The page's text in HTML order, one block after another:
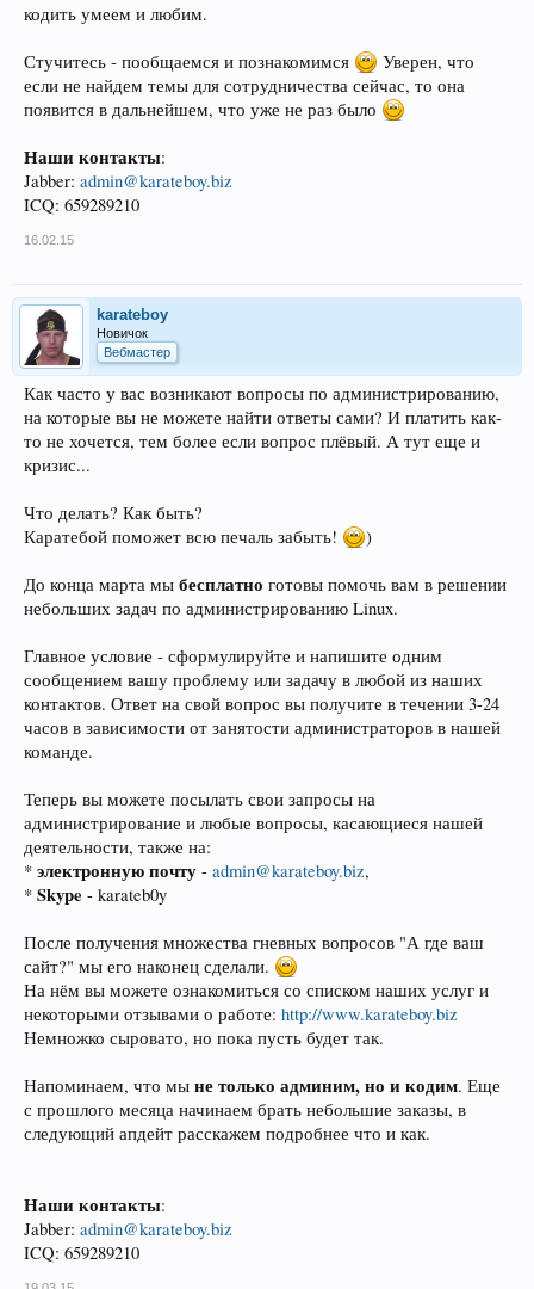
кодить умеем и любим.
Стучитесь - пообщаемся и познакомимся
Уверен, что
если не найдем темы для сотрудничества сейчас, то она
появится в дальнейшем, что уже не раз было
Наши контакты:
Jabber: admin@karateboy.biz
ICQ: 659289210
16.02.15
karateboy
Новичок
Вебмастер
Как часто у вас возникают вопросы по администрированию,
на которые вы не можете найти ответы сами? И платить как-
то не хочется, тем более если вопрос плёвый. А тут еще и
кризис...
Что делать? Как быть?
Каратебой поможет всю печаль забыть!
)
До конца марта мы бесплатно готовы помочь вам в решении
небольших задач по администрированию Linux.
Главное условие - сформулируйте и напишите одним
сообщением вашу проблему или задачу в любой из наших
контактов. Ответ на свой вопрос вы получите в течении 3-24
часов в зависимости от занятости администраторов в нашей
команде.
Теперь вы можете посылать свои запросы на
администрирование и любые вопросы, касающиеся нашей
деятельности, также на:
* электронную почту - admin@karateboy.biz,
* Skype - karateb0y
После получения множества гневных вопросов "А где ваш
сайт?" мы его наконец сделали.
На нём вы можете ознакомиться со списком наших услуг и
некоторыми отзывами о работе: http://www.karateboy.biz
Немножко сыровато, но пока пусть будет так.
Напоминаем, что мы не только админим, но и кодим. Еще
с прошлого месяца начинаем брать небольшие заказы, в
следующий апдейт расскажем подробнее что и как.
Наши контакты:
Jabber: admin@karateboy.biz
ICQ: 659289210